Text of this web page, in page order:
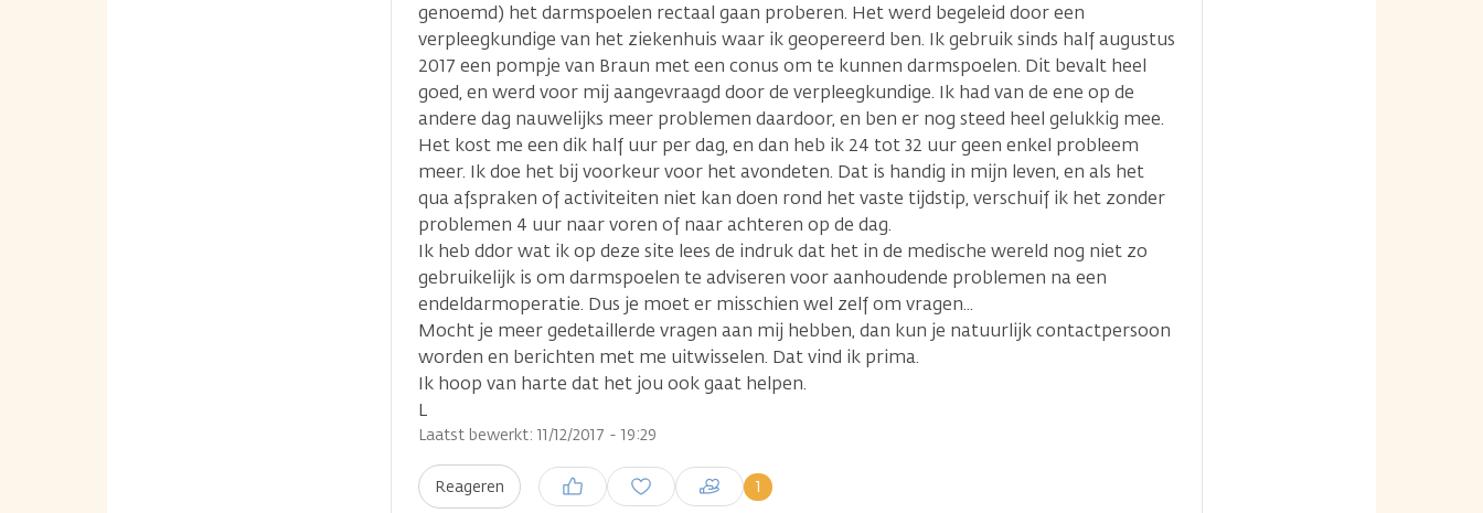
genoemd) het darmspoelen rectaal gaan proberen. Het werd begeleid door een
verpleegkundige van het ziekenhuis waar ik geopereerd ben. Ik gebruik sinds half augustus
2017 een pompje van Braun met een conus om te kunnen darmspoelen. Dit bevalt heel
goed, en werd voor mij aangevraagd door de verpleegkundige. Ik had van de ene op de
andere dag nauwelijks meer problemen daardoor, en ben er nog steed heel gelukkig mee.
Het kost me een dik half uur per dag, en dan heb ik 24 tot 32 uur geen enkel probleem
meer. Ik doe het bij voorkeur voor het avondeten. Dat is handig in mijn leven, en als het
qua afspraken of activiteiten niet kan doen rond het vaste tijdstip, verschuif ik het zonder
problemen 4 uur naar voren of naar achteren op de dag.
Ik heb ddor wat ik op deze site lees de indruk dat het in de medische wereld nog niet zo
gebruikelijk is om darmspoelen te adviseren voor aanhoudende problemen na een
endeldarmoperatie. Dus je moet er misschien wel zelf om vragen...
Mocht je meer gedetaillerde vragen aan mij hebben, dan kun je natuurlijk contactpersoon
worden en berichten met me uitwisselen. Dat vind ik prima.
Ik hoop van harte dat het jou ook gaat helpen.
L
Laatst bewerkt: 11/12/2017 - 19:29
Reageren 1
Inloggen om een reactie te
plaatsen